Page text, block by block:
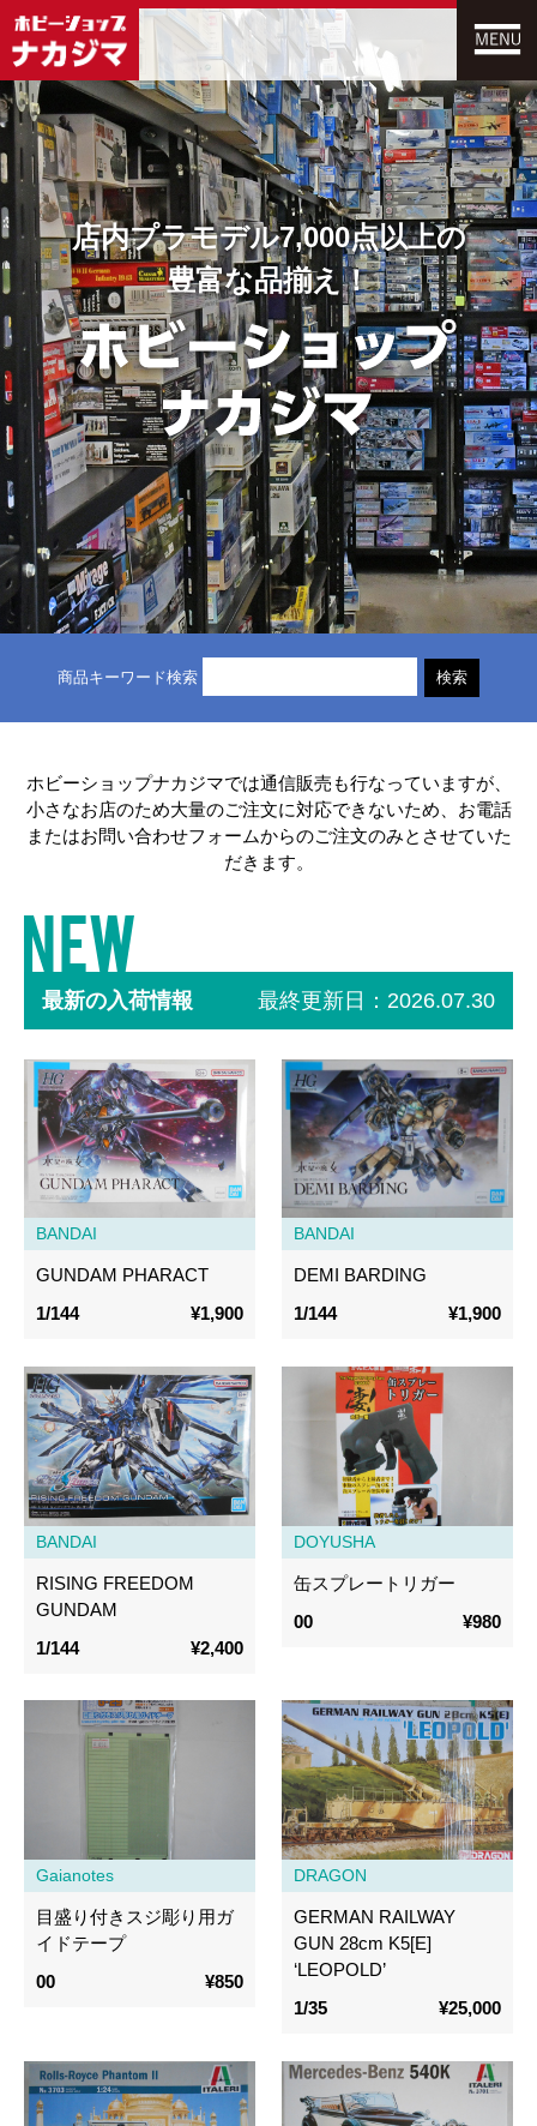
店内プラモデル7,000点以上の
豊富な品揃え！
商品キーワード検索 検索
ホビーショップナカジマでは通信販売も行なっていますが、
小さなお店のため大量のご注文に対応できないため、 お電話
またはお問い合わせフォームからのご注文のみとさせていた
だきます。
最新の入荷情報 最終更新日：2026.07.30
BANDAI
GUNDAM PHARACT
1/144
¥1,900
BANDAI
DEMI BARDING
1/144
¥1,900
BANDAI
RISING FREEDOM
GUNDAM
1/144
¥2,400
DOYUSHA
缶スプレートリガー
00
¥980
Gaianotes
目盛り付きスジ彫り用ガ
イドテープ
00
¥850
DRAGON
GERMAN RAILWAY
GUN 28cm K5[E]
‘LEOPOLD’
1/35
¥25,000